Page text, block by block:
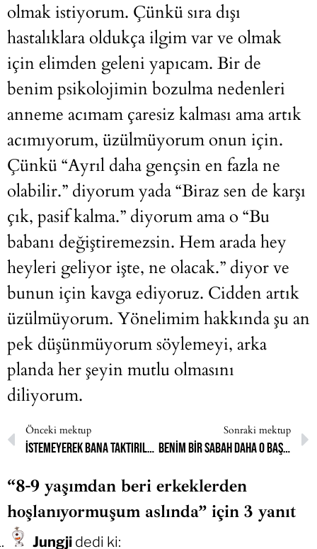
olmak istiyorum. Çünkü sıra dışı
hastalıklara oldukça ilgim var ve olmak
için elimden geleni yapıcam. Bir de
benim psikolojimin bozulma nedenleri
anneme acımam çaresiz kalması ama artık
acımıyorum, üzülmüyorum onun için.
Çünkü “Ayrıl daha gençsin en fazla ne
olabilir.” diyorum yada “Biraz sen de karşı
çık, pasif kalma.” diyorum ama o “Bu
babanı değiştiremezsin. Hem arada hey
heyleri geliyor işte, ne olacak.” diyor ve
bunun için kavga ediyoruz. Cidden artık
üzülmüyorum. Yönelimim hakkında şu an
pek düşünmüyorum söylemeyi, arka
planda her şeyin mutlu olmasını
diliyorum.
Önceki mektup
istemeyerek bana taktırılan başörtüsünü çıkarmamın bedeli hayattan kopmam olmamalıydı
Sonraki mektup
Benim bir sabah daha o başörtüyü kafama alıp çıkacak gücüm kalmadı
“8-9 yaşımdan beri erkeklerden
hoşlanıyormuşum aslında” için 3 yanıt
Jungji dedi ki: